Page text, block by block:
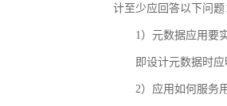
计至少应回答以下问题
1）元数据应用要
即设计元数据时
2）应用如何服务